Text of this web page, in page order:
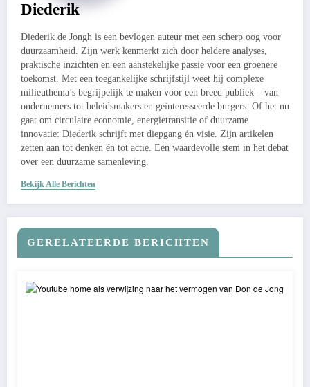
Diederik
Diederik de Jongh is een bevlogen auteur met een scherp oog voor
duurzaamheid. Zijn werk kenmerkt zich door heldere analyses,
praktische inzichten en een aanstekelijke passie voor een groenere
toekomst. Met een toegankelijke schrijfstijl weet hij complexe
milieuthema’s begrijpelijk te maken voor een breed publiek – van
ondernemers tot beleidsmakers en geïnteresseerde burgers. Of het nu
gaat om circulaire economie, energietransitie of duurzame
innovatie: Diederik schrijft met diepgang én visie. Zijn artikelen
zetten aan tot denken én tot actie. Een waardevolle stem in het debat
over een duurzame samenleving.
Bekijk Alle Berichten
GERELATEERDE BERICHTEN